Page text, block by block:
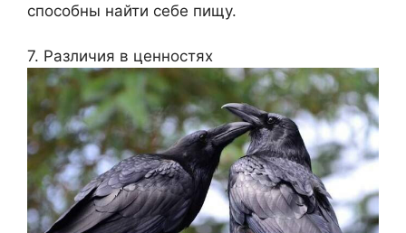
способны найти себе пищу.
7. Различия в ценностях